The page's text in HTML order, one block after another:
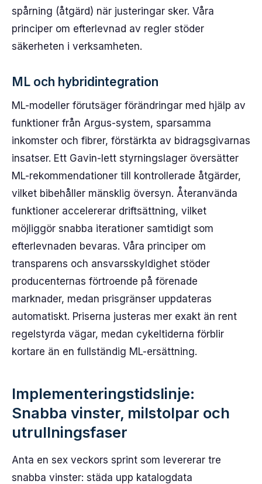
spårning (åtgärd) när justeringar sker. Våra
principer om efterlevnad av regler stöder
säkerheten i verksamheten.
ML och hybridintegration
ML-modeller förutsäger förändringar med hjälp av
funktioner från Argus-system, sparsamma
inkomster och fibrer, förstärkta av bidragsgivarnas
insatser. Ett Gavin-lett styrningslager översätter
ML-rekommendationer till kontrollerade åtgärder,
vilket bibehåller mänsklig översyn. Återanvända
funktioner accelererar driftsättning, vilket
möjliggör snabba iterationer samtidigt som
efterlevnaden bevaras. Våra principer om
transparens och ansvarsskyldighet stöder
producenternas förtroende på förenade
marknader, medan prisgränser uppdateras
automatiskt. Priserna justeras mer exakt än rent
regelstyrda vägar, medan cykeltiderna förblir
kortare än en fullständig ML-ersättning.
Implementeringstidslinje:
Snabba vinster, milstolpar och
utrullningsfaser
Anta en sex veckors sprint som levererar tre
snabba vinster: städa upp katalogdata